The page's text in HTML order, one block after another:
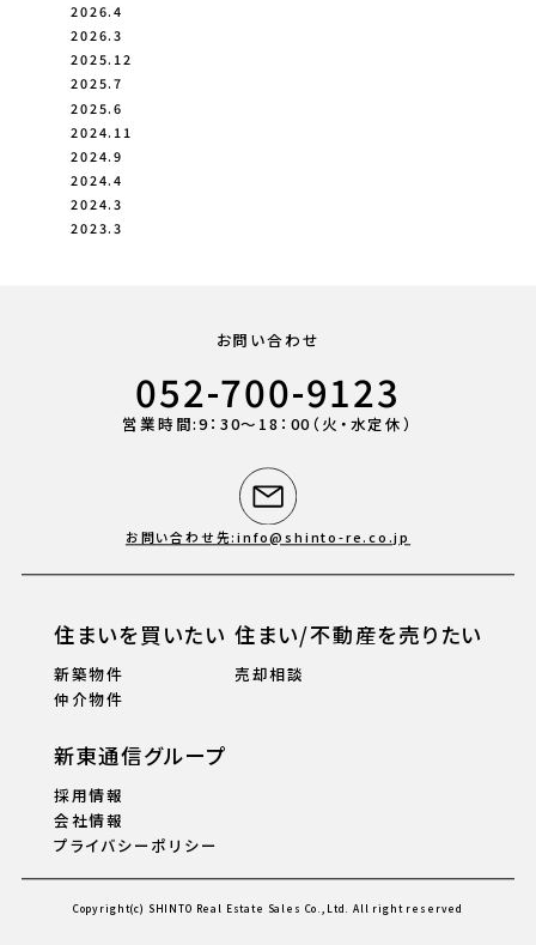
2026.4
2026.3
2025.12
2025.7
2025.6
2024.11
2024.9
2024.4
2024.3
2023.3
お問い合わせ
052-700-9123
営業時間:9：30〜18：00（火・水定休）
お問い合わせ先:info@shinto-re.co.jp
住まいを買いたい
新築物件
仲介物件
住まい/不動産を売りたい
売却相談
新東通信グループ
採用情報
会社情報
プライバシーポリシー
Copyright(c) SHINTO Real Estate Sales Co.,Ltd. All right reserved